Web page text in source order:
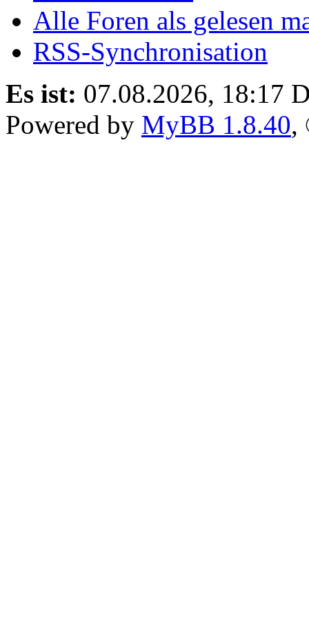
Alle Foren als gelesen
RSS-Synchronisation
Es ist: 07.08.2026, 18:17
Powered by MyBB 1.8.40,